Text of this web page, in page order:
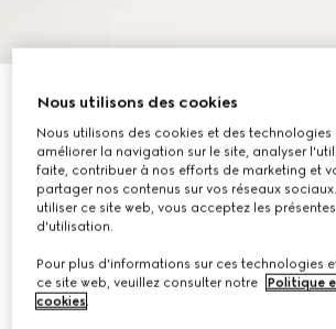
1/6
Ceinture réversible avec boucle
€ 550
Déclinaisonscuir GG noir et cuir noir
Nous utilisons des cookies
Nous utilisons des cookies et des
améliorer la navigation sur le site, analyser
faite, contribuer à nos efforts de marketing et
partager nos contenus sur vos réseaux
utiliser ce site web, vous acceptez les
d'utilisation.
Pour plus d'informations sur ces technologies
ce site web, veuillez consulter notre
Politique
cookies.